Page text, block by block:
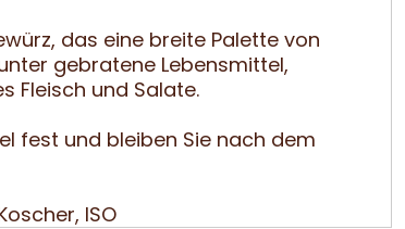
das eine breite Palette von
gebratene Lebensmittel,
Fleisch und Salate.
fest und bleiben Sie nach dem
ISO